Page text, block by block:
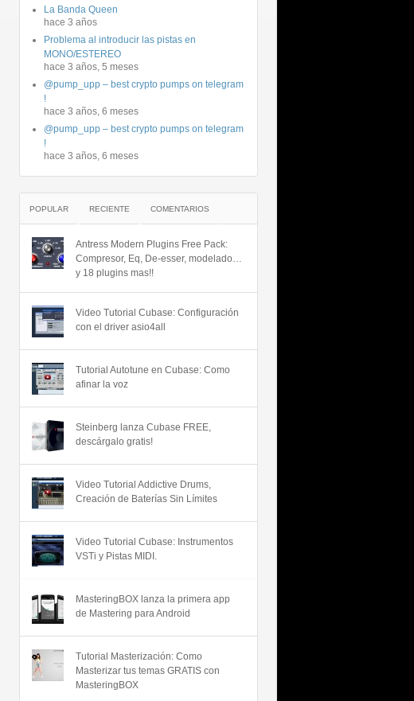
La Banda Queen
hace 3 años
Problema al introducir las pistas en
MONO/ESTEREO
hace 3 años, 5 meses
@pump_upp – best crypto pumps on telegram
!
hace 3 años, 6 meses
@pump_upp – best crypto pumps on telegram
!
hace 3 años, 6 meses
POPULAR RECIENTE COMENTARIOS
Antress Modern Plugins Free Pack:
Compresor, Eq, De-esser, modelado…
y 18 plugins mas!!
Video Tutorial Cubase: Configuración
con el driver asio4all
Tutorial Autotune en Cubase: Como
afinar la voz
Steinberg lanza Cubase FREE,
descárgalo gratis!
Video Tutorial Addictive Drums,
Creación de Baterías Sin Límites
Video Tutorial Cubase: Instrumentos
VSTi y Pistas MIDI.
MasteringBOX lanza la primera app
de Mastering para Android
Tutorial Masterización: Como
Masterizar tus temas GRATIS con
MasteringBOX